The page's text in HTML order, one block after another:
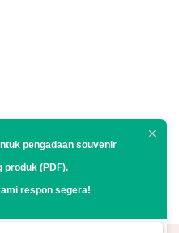
pengadaan souvenir
produk (PDF).
respon segera!